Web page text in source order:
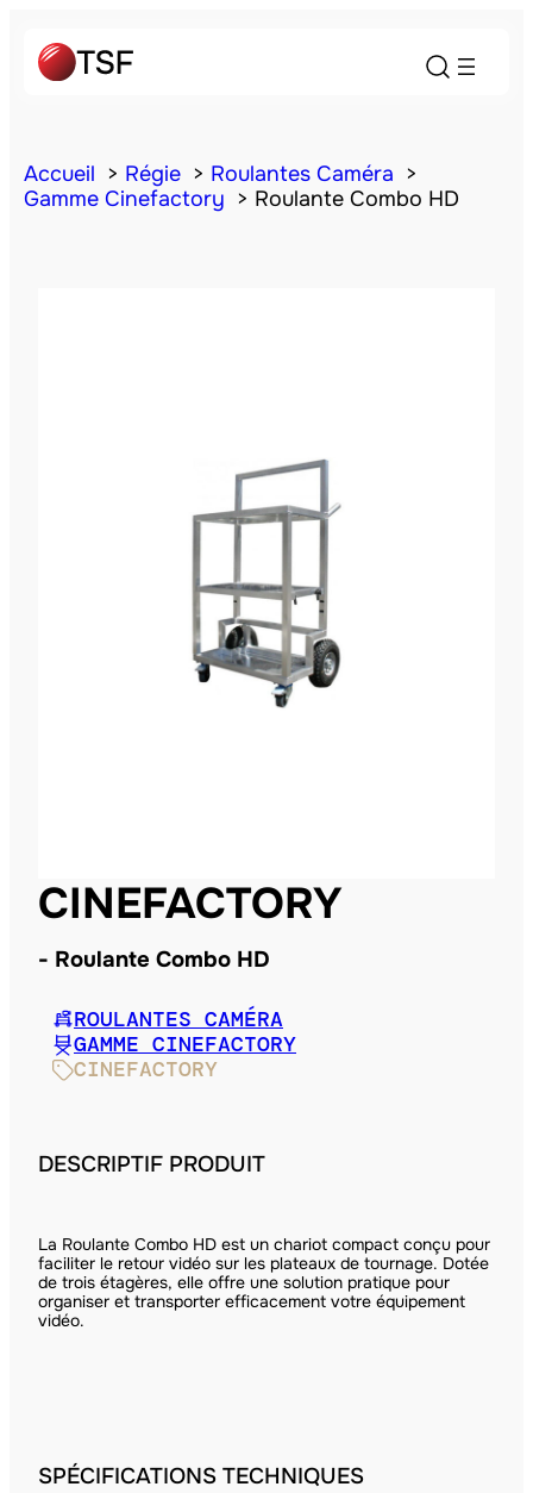
Accueil Régie
Roulantes Caméra
Gamme Cinefactory
Roulante Combo HD
CINEFACTORY
Roulante Combo HD
ROULANTES CAMÉRA
GAMME CINEFACTORY
CINEFACTORY
DESCRIPTIF PRODUIT
La Roulante Combo HD est un chariot compact conçu pour
faciliter le retour vidéo sur les plateaux de tournage. Dotée
de trois étagères, elle offre une solution pratique pour
organiser et transporter efficacement votre équipement
vidéo.​
SPÉCIFICATIONS TECHNIQUES